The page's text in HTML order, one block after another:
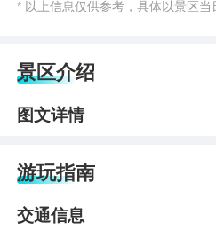
* 以上信息仅供参考，具体以景区当
景区介绍
图文详情
游玩指南
交通信息